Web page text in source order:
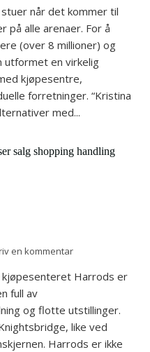
når det kommer til
på alle arenaer. For å
(over 8 millioner) og
utformet en virkelig
kjøpesentre,
forretninger. “Kristina
med...
en kommentar
Harrods er
full av
og flotte utstillinger.
like ved
Harrods er ikke